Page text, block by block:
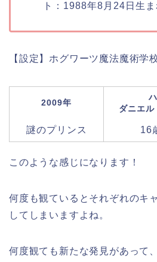
ト：1988年8月24日生
【設定】ホグワーツ魔法魔術学
2009年
ダニエル
謎のプリンス 16
このような感じになります！
何度も観ているとそれぞれのキ
してしまいますよね。
何度観ても新たな発見があって